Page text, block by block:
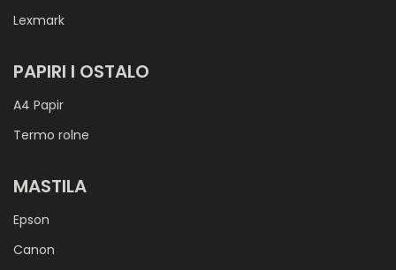
Lexmark
PAPIRI I OSTALO
A4 Papir
Termo rolne
MASTILA
Epson
Canon